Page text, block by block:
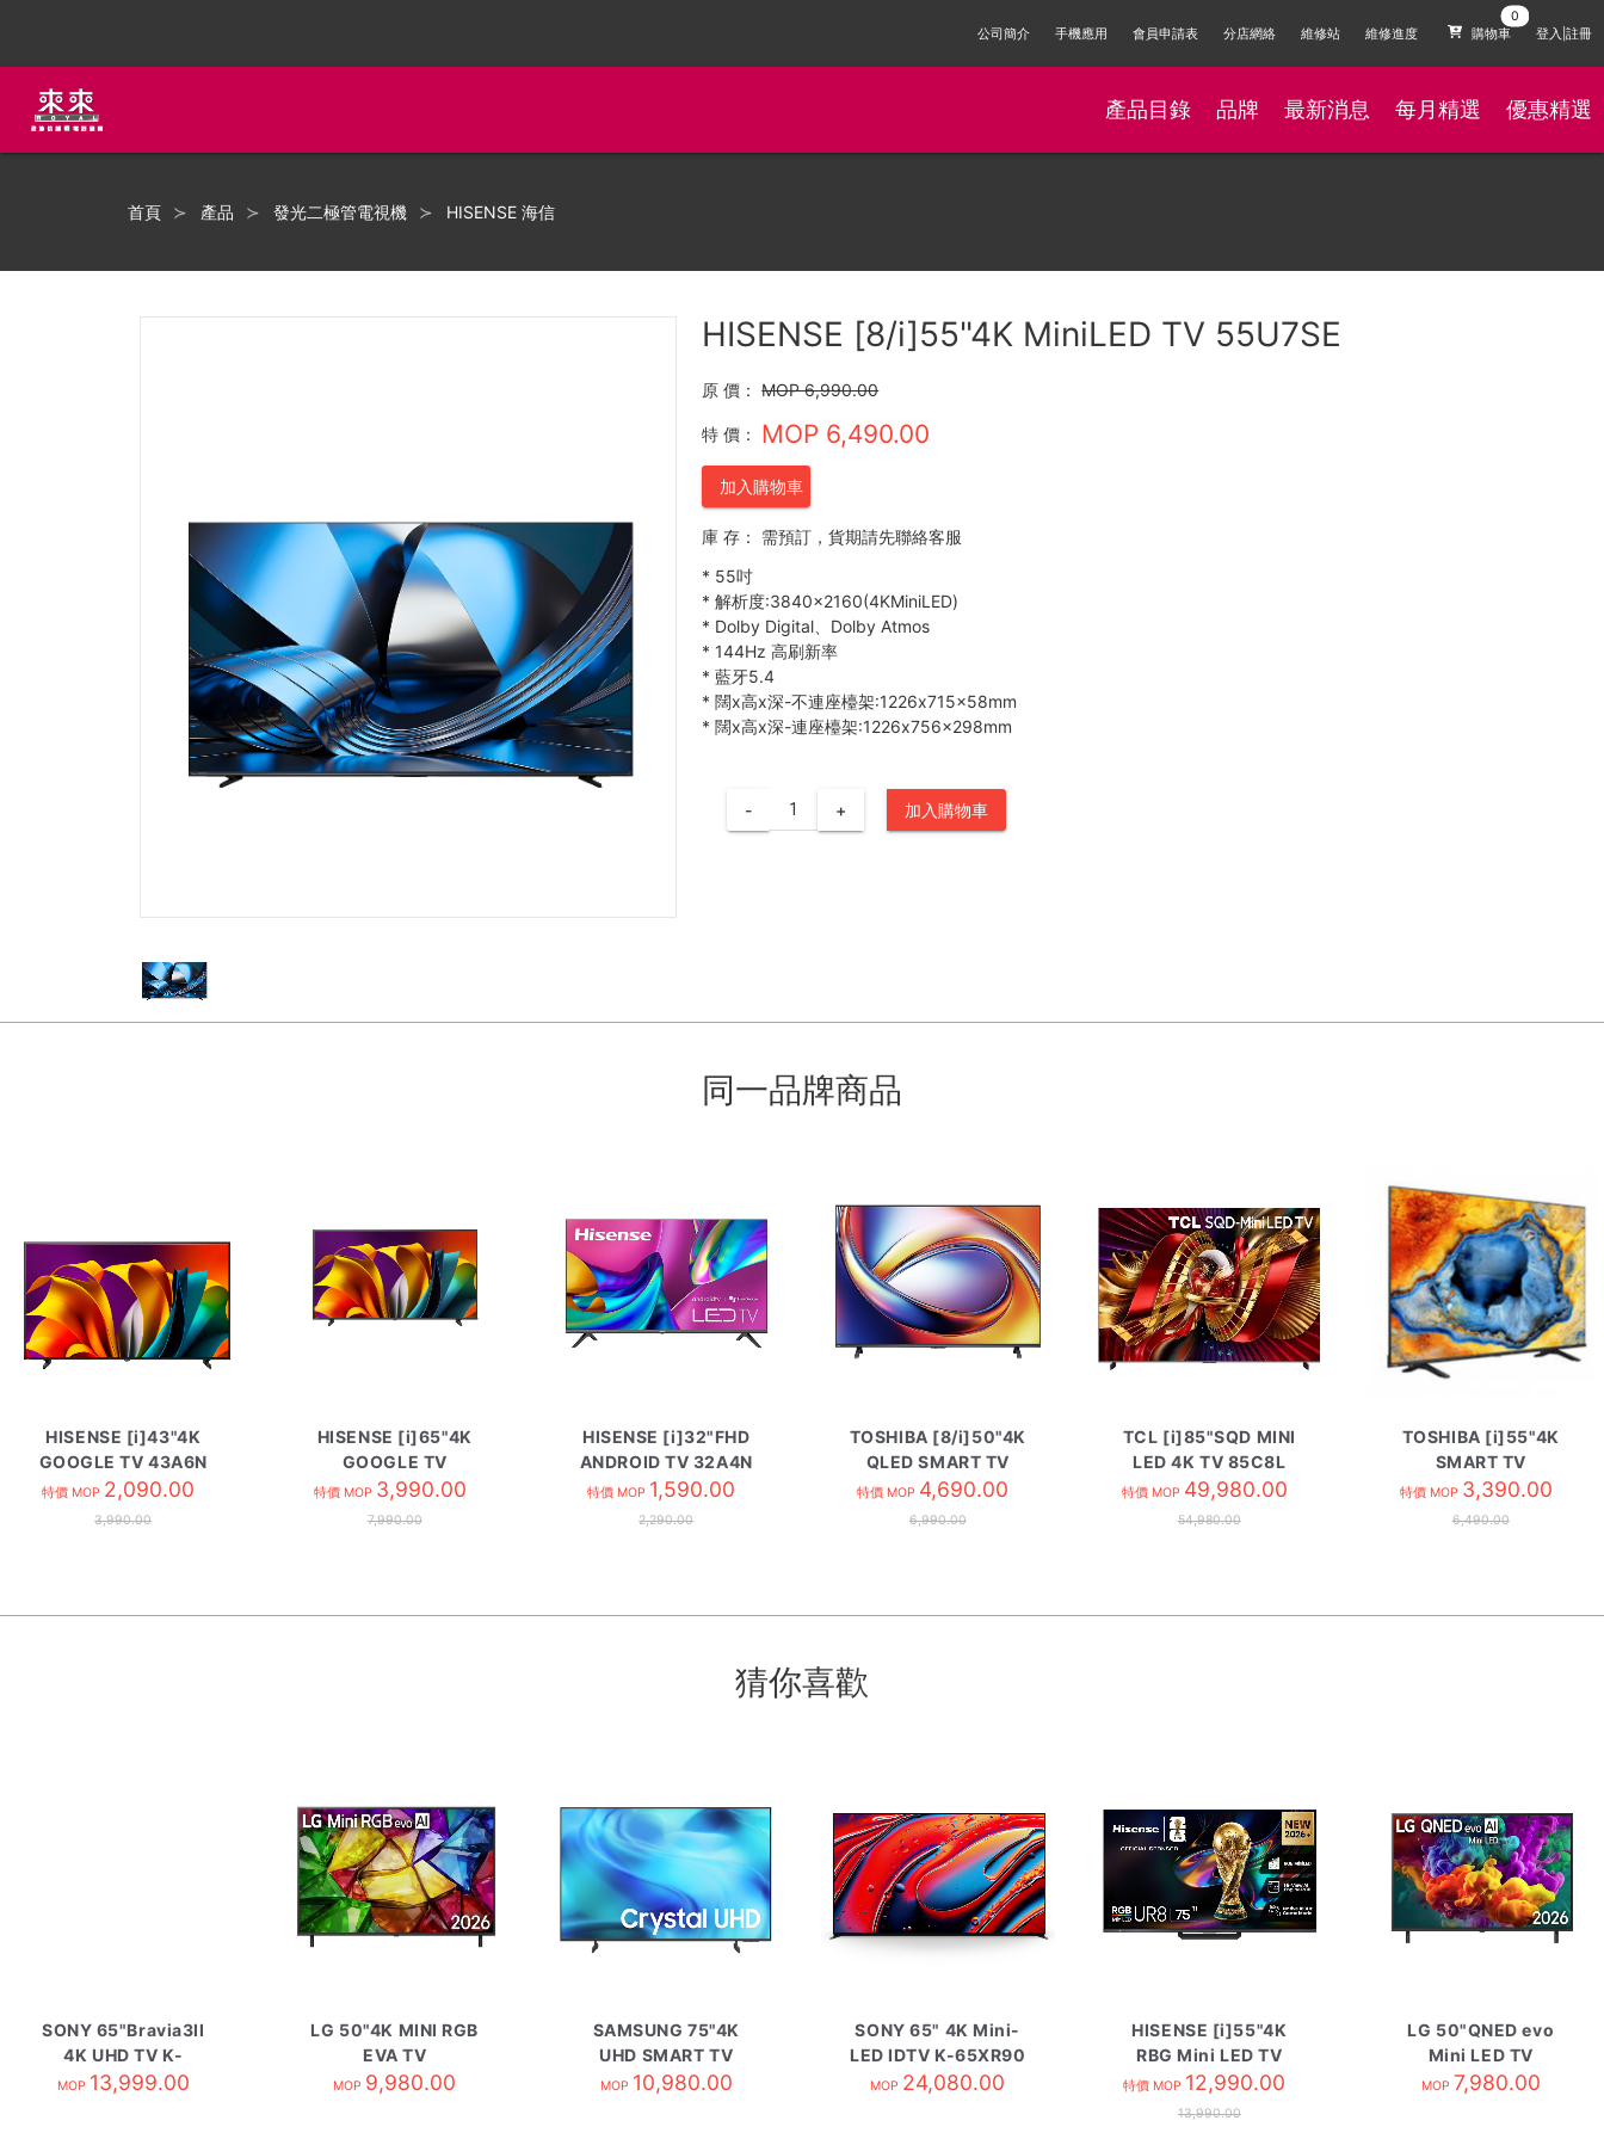
公司簡介 手機應用 會員申請表 分店網絡 維修站 維修進度 購物車 登入|註冊
產品目錄 品牌 最新消息 每月精選 優惠精選
首頁 產品 發光二極管電視機 HISENSE 海信
HISENSE [8/i]55"4K MiniLED TV 55U7SE
原 價： MOP 6,990.00
特 價： MOP 6,490.00
加入購物車
庫 存：
需預訂，貨期請先聯絡客服
* 55吋
* 解析度:3840×2160(4KMiniLED)
* Dolby Digital、Dolby Atmos
* 144Hz 高刷新率
* 藍牙5.4
* 闊x高x深-不連座檯架:1226x715x58mm
* 闊x高x深-連座檯架:1226x756x298mm
- + 加入購物車
同一品牌商品
HISENSE [i]43"4K
GOOGLE TV 43A6N
特價 MOP 2,090.00
3,990.00
HISENSE [i]65"4K
GOOGLE TV
HK65A6N
特價 MOP 3,990.00
7,990.00
HISENSE [i]32"FHD
ANDROID TV 32A4N
特價 MOP 1,590.00
2,290.00
TOSHIBA [8/i]50"4K
QLED SMART TV
50M450SK
特價 MOP 4,690.00
6,990.00
TCL [i]85"SQD MINI
LED 4K TV 85C8L
特價 MOP 49,980.00
54,980.00
TOSHIBA [i]55"4K
SMART TV
55C350NK
特價 MOP 3,390.00
6,490.00
猜你喜歡
SONY 65"Bravia3II
4K UHD TV K-
65XR30M2
MOP 13,999.00
LG 50"4K MINI RGB
EVA TV
50MRG85BCA
MOP 9,980.00
SAMSUNG 75"4K
UHD SMART TV
UA75U8500HJXZK
MOP 10,980.00
SONY 65" 4K Mini-
LED IDTV K-65XR90
MOP 24,080.00
HISENSE [i]55"4K
RBG Mini LED TV
55UR8S
特價 MOP 12,990.00
13,990.00
LG 50"QNED evo
Mini LED TV
50QNED85BCA
MOP 7,980.00